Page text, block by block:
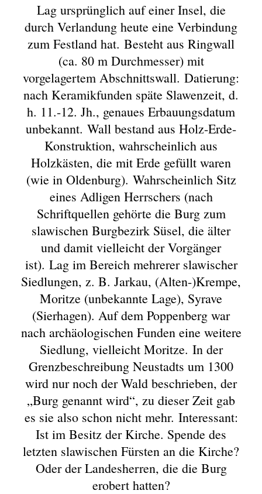
Lag ursprünglich auf einer Insel, die
durch Verlandung heute eine Verbindung
zum Festland hat. Besteht aus Ringwall
(ca. 80 m Durchmesser) mit
vorgelagertem Abschnittswall. Datierung:
nach Keramikfunden späte Slawenzeit, d.
h. 11.-12. Jh., genaues Erbauungsdatum
unbekannt. Wall bestand aus Holz-Erde-
Konstruktion, wahrscheinlich aus
Holzkästen, die mit Erde gefüllt waren
(wie in Oldenburg). Wahrscheinlich Sitz
eines Adligen Herrschers (nach
Schriftquellen gehörte die Burg zum
slawischen Burgbezirk Süsel, die älter
und damit vielleicht der Vorgänger
ist). Lag im Bereich mehrerer slawischer
Siedlungen, z. B. Jarkau, (Alten-)Krempe,
Moritze (unbekannte Lage), Syrave
(Sierhagen). Auf dem Poppenberg war
nach archäologischen Funden eine weitere
Siedlung, vielleicht Moritze. In der
Grenzbeschreibung Neustadts um 1300
wird nur noch der Wald beschrieben, der
„Burg genannt wird“, zu dieser Zeit gab
es sie also schon nicht mehr. Interessant:
Ist im Besitz der Kirche. Spende des
letzten slawischen Fürsten an die Kirche?
Oder der Landesherren, die die Burg
erobert hatten?